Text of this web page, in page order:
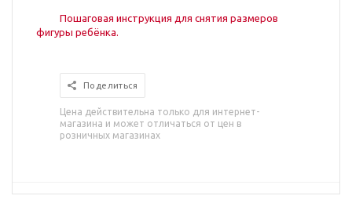
Пошаговая инструкция для снятия размеров
фигуры ребёнка.
Поделиться
Цена действительна только для интернет-
магазина и может отличаться от цен в
розничных магазинах